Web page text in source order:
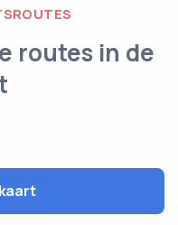
routes in de